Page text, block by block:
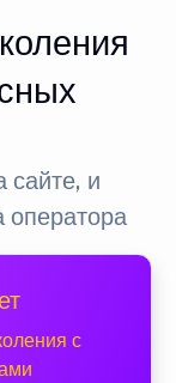
сайте, и
оператора
с